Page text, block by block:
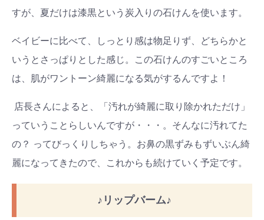
すが、夏だけは漆黒という炭入りの石けんを使います。
ベイビーに比べて、しっとり感は物足りず、どちらかと
いうとさっぱりとした感じ。この石けんのすごいところ
は、肌がワントーン綺麗になる気がするんですよ！
店長さんによると、「汚れが綺麗に取り除かれただけ」
っていうことらしいんですが・・・。そんなに汚れてた
の？ ってびっくりしちゃう。お鼻の黒ずみもずいぶん綺
麗になってきたので、これからも続けていく予定です。
♪リップバーム♪